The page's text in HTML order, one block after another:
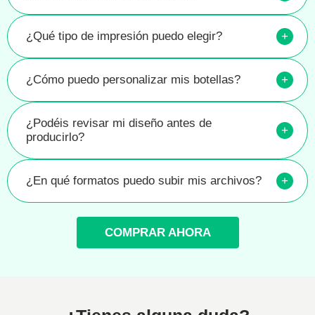
¿Qué tipo de impresión puedo elegir? +
¿Cómo puedo personalizar mis botellas? +
¿Podéis revisar mi diseño antes de
producirlo?
+
¿En qué formatos puedo subir mis archivos? +
COMPRAR AHORA